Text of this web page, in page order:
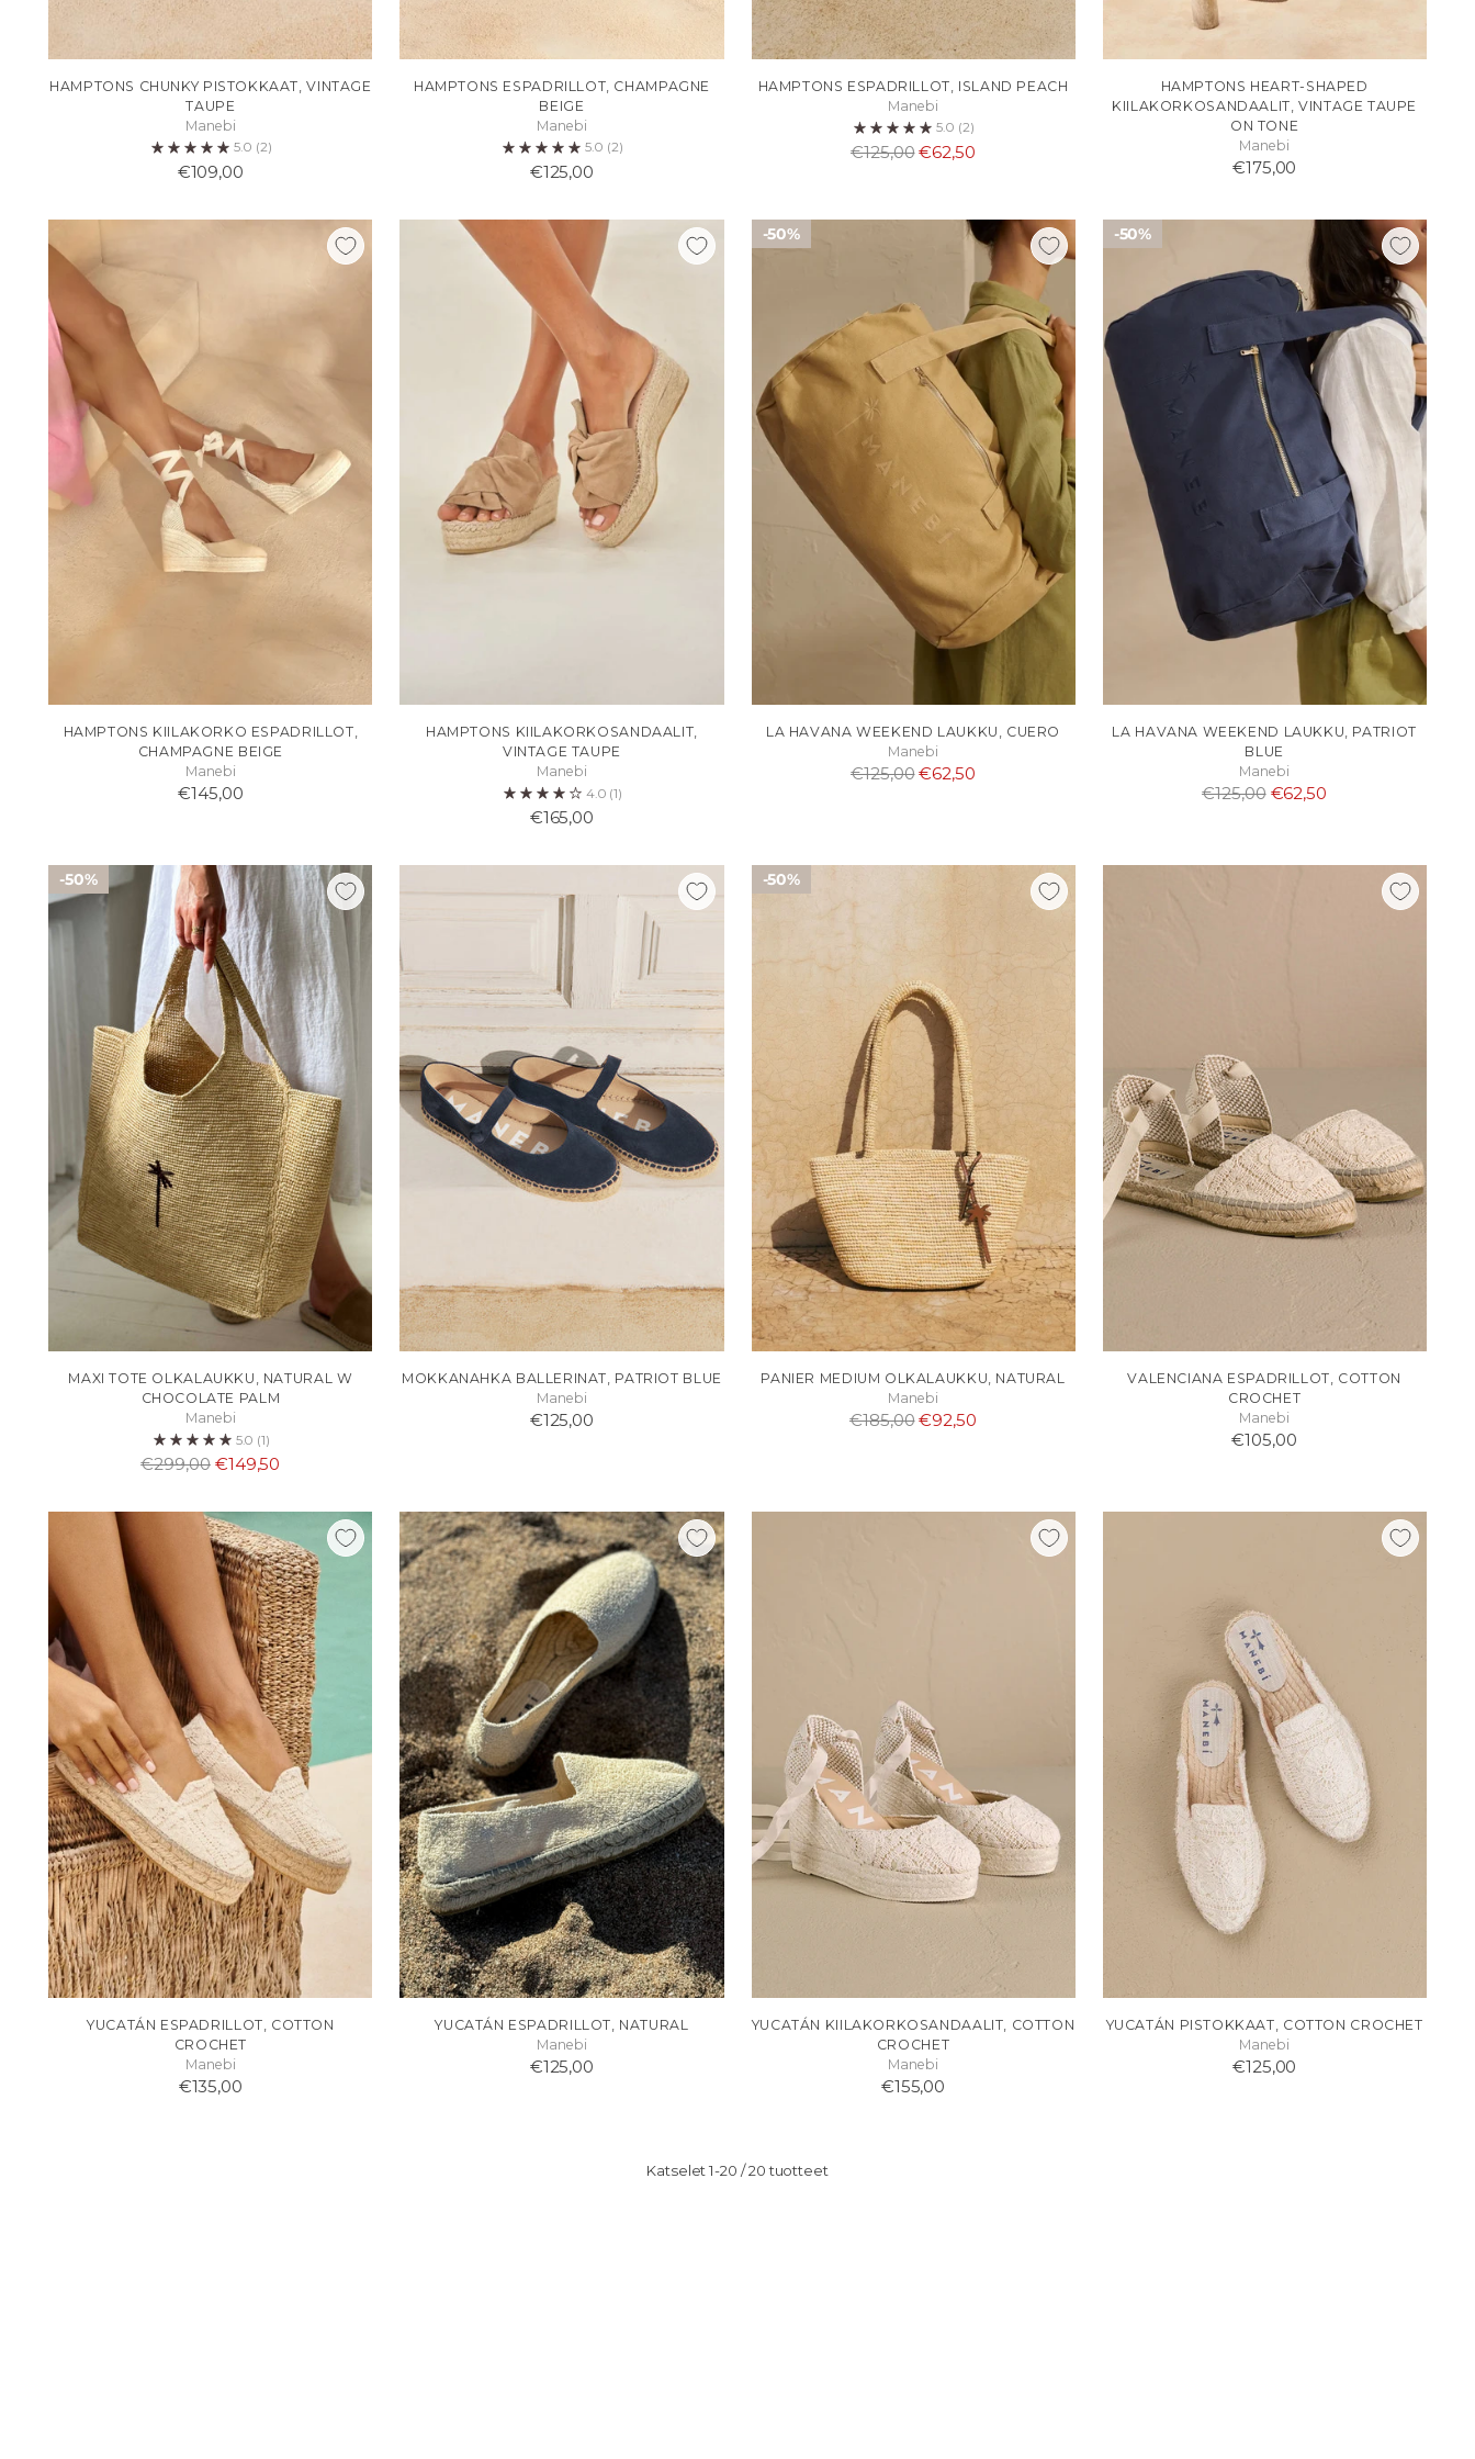
HAMPTONS CHUNKY PISTOKKAAT, VINTAGE
TAUPE
Manebi
5.0 (2)
€109,00
HAMPTONS ESPADRILLOT, CHAMPAGNE
BEIGE
Manebi
5.0 (2)
€125,00
HAMPTONS ESPADRILLOT, ISLAND PEACH
Manebi
5.0 (2)
Normaali
€125,00 €62,50
HAMPTONS HEART-SHAPED
KIILAKORKOSANDAALIT, VINTAGE TAUPE
ON TONE
Manebi
€175,00
HAMPTONS KIILAKORKO ESPADRILLOT,
CHAMPAGNE BEIGE
Manebi
€145,00
HAMPTONS KIILAKORKOSANDAALIT,
VINTAGE TAUPE
Manebi
4.0 (1)
€165,00
50%
LA HAVANA WEEKEND LAUKKU, CUERO
Manebi
Normaali
€125,00 €62,50
50%
LA HAVANA WEEKEND LAUKKU, PATRIOT
BLUE
Manebi
Normaali
€125,00 €62,50
50%
MAXI TOTE OLKALAUKKU, NATURAL W
CHOCOLATE PALM
Manebi
5.0 (1)
Normaali
€299,00 €149,50
MOKKANAHKA BALLERINAT, PATRIOT BLUE
Manebi
€125,00
50%
PANIER MEDIUM OLKALAUKKU, NATURAL
Manebi
Normaali
€185,00 €92,50
VALENCIANA ESPADRILLOT, COTTON
CROCHET
Manebi
€105,00
YUCATÁN ESPADRILLOT, COTTON
CROCHET
Manebi
€135,00
YUCATÁN ESPADRILLOT, NATURAL
Manebi
€125,00
YUCATÁN KIILAKORKOSANDAALIT, COTTON
CROCHET
Manebi
€155,00
YUCATÁN PISTOKKAAT, COTTON CROCHET
Manebi
€125,00
Katselet 1-20 / 20 tuotteet